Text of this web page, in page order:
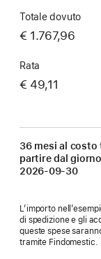
Totale dovuto
€ 1.767,96
Rata
€ 49,11
36 mesi al costo
partire dal giorno
2026-09-30
L’importo
di spedizione e gli
queste spese
tramite Findomestic.